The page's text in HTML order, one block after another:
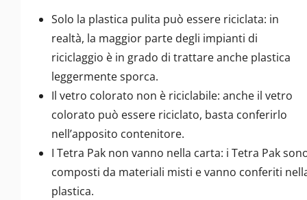
Solo la plastica pulita può essere riciclata: in
realtà, la maggior parte degli impianti di
riciclaggio è in grado di trattare anche plastica
leggermente sporca.
Il vetro colorato non è riciclabile: anche il vetro
colorato può essere riciclato, basta conferirlo
nell’apposito contenitore.
I Tetra Pak non vanno nella carta: i Tetra Pak
composti da materiali misti e vanno conferiti
plastica.